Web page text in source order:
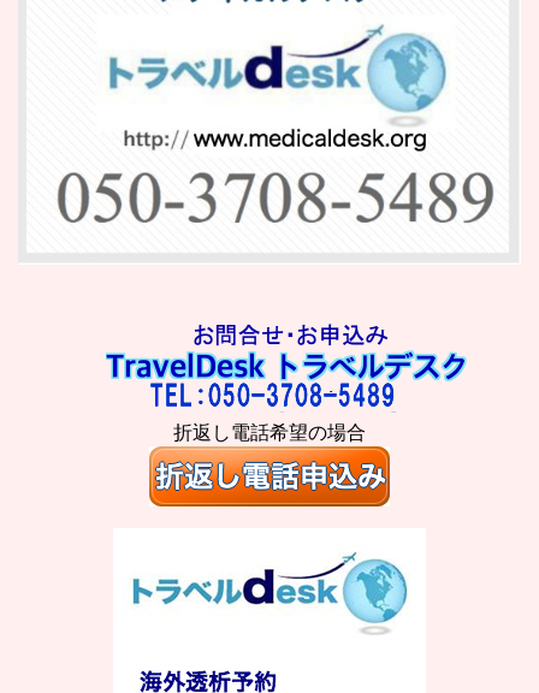
折返し電話希望の場合